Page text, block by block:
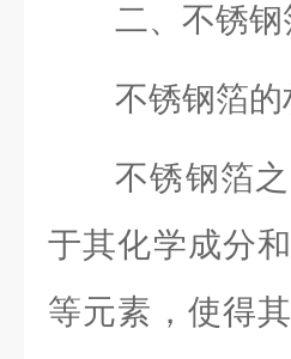
二、不锈
不锈钢箔的
不锈钢箔
于其化学成分
等元素，使得